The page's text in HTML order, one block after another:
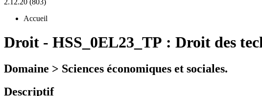
2.12.20 (803)
Accueil
Droit - HSS_0EL23_TP : Droit des
Domaine > Sciences économiques et sociales.
Descriptif